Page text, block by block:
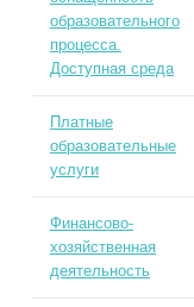
образовательного
процесса.
Доступная среда
Платные
образовательные
услуги
Финансово-
хозяйственная
деятельность